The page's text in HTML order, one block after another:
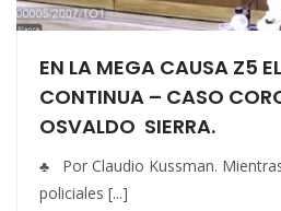
EN LA MEGA CAUSA Z5
CONTINUA – CASO
OSVALDO SIERRA.
♣ Por Claudio Kussman.
policiales [...]